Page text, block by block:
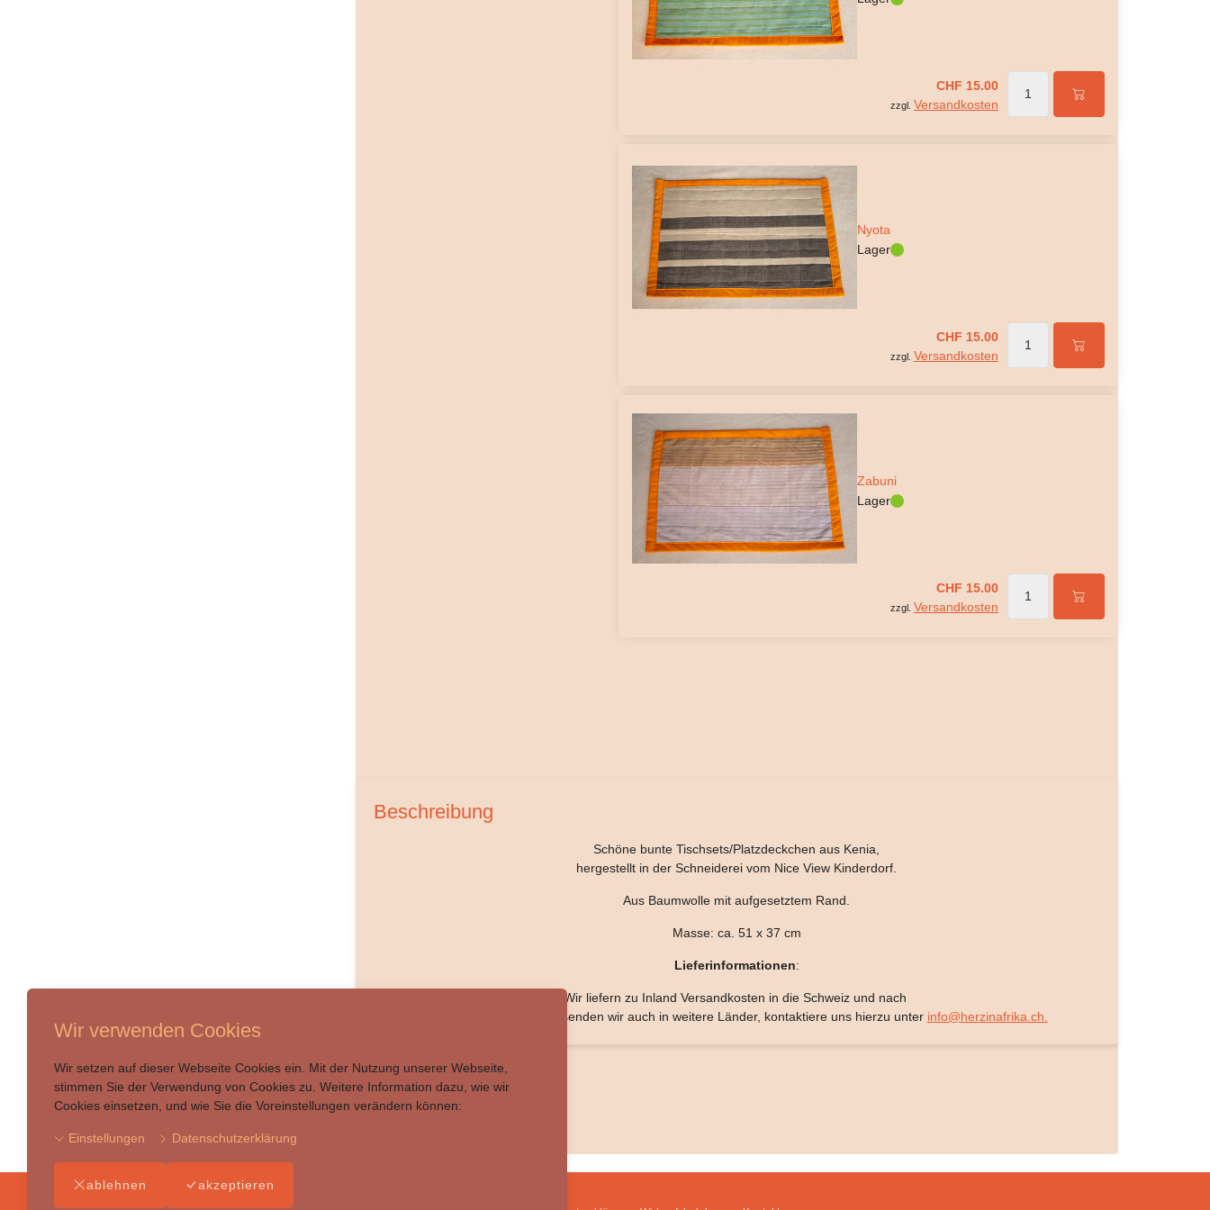
Wir verwenden Cookies
Wir setzen auf dieser Webseite Cookies ein. Mit der Nutzung unserer Webseite,
stimmen Sie der Verwendung von Cookies zu. Weitere Information dazu, wie wir
Cookies einsetzen, und wie Sie die Voreinstellungen verändern können:
Einstellungen Datenschutzerklärung
ablehnen akzeptieren
CHF 15.00
zzgl. Versandkosten
Nyota
Lager
CHF 15.00
zzgl. Versandkosten
Zabuni
Lager
CHF 15.00
zzgl. Versandkosten
Beschreibung
Schöne bunte Tischsets/Platzdeckchen aus Kenia,
hergestellt in der Schneiderei vom Nice View Kinderdorf.
Aus Baumwolle mit aufgesetztem Rand.
Masse: ca. 51 x 37 cm
Lieferinformationen:
Wir liefern zu Inland Versandkosten in die Schweiz und nach
Deutschland. Gerne versenden wir auch in weitere Länder, kontaktiere uns hierzu unter info@herzinafrika.ch.
Zurück